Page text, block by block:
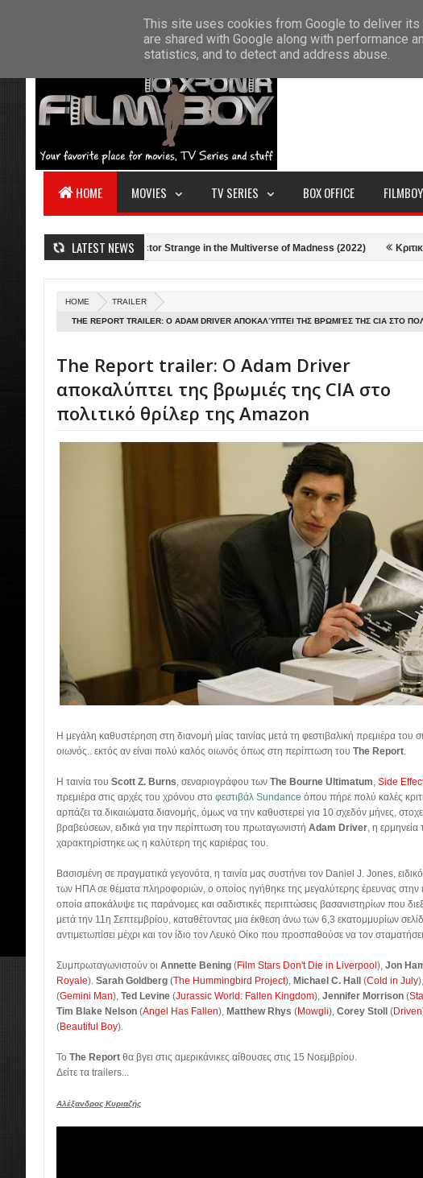
HOME ABOUT US CONTACT SITEMAP
HOME MOVIES TV SERIES BOX OFFICE
LATEST NEWS
Κριτική: Doctor Strange in the Multiverse of Madness (2022) Κριτική: Ο
HOME TRAILER
THE REPORT TRAILER: Ο ADAM DRIVER ΑΠΟΚΑΛΎΠΤΕΙ ΤΗΣ ΒΡΩΜΙΈΣ ΤΗΣ CIA ΣΤΟ
The Report trailer: Ο Adam Driver
αποκαλύπτει της βρωμιές της CIA στο
πολιτικό θρίλερ της Amazon
Η μεγάλη καθυστέρηση στη διανομή μίας ταινίας μετά τη φεστιβαλική πρεμιέρα του
οιωνός.. εκτός αν είναι πολύ καλός οιωνός όπως στη περίπτωση του The Report
Η ταινία του Scott Z. Burns , σεναριογράφου των The Bourne Ultimatum Side
πρεμιέρα στις αρχές του χρόνου στο φεστιβάλ Sundance όπου πήρε πολύ καλές
αρπάζει τα δικαιώματα διανομής, όμως να την καθυστερεί για 10 σχεδόν μήνες,
βραβεύσεων, ειδικά για την περίπτωση του πρωταγωνιστή Adam Driver , η
χαρακτηρίστηκε ως η καλύτερη της καριέρας του.
Βασισμένη σε πραγματικά γεγονότα, η ταινία μας συστήνει τον Daniel J. Jones,
των ΗΠΑ σε θέματα πληροφοριών, ο οποίος ηγήθηκε της μεγαλύτερης έρευνας στην
οποία αποκάλυψε τις παράνομες και σαδιστικές περιπτώσεις βασανιστηρίων που
μετά την 11η Σεπτεμβρίου, καταθέτοντας μια έκθεση άνω των 6,3 εκατομμυρίων
αντιμετωπίσει μέχρι και τον ίδιο τον Λευκό Οίκο που προσπαθούσε να τον σταματήσει.
Συμπρωταγωνιστούν οι Annette Bening (Film Stars Don't Die in Liverpool), Jon
Royale). Sarah Goldberg (The Hummingbird Project), Michael C. Hall (Cold in July),
(Gemini Man), Ted Levine (Jurassic World: Fallen Kingdom), Jennifer Morrison (
Tim Blake Nelson (Angel Has Fallen), Matthew Rhys (Mowgli), Corey Stoll (Driven
(Beautiful Boy).
Το The Report θα βγει στις αμερικάνικες αίθουσες στις 15 Νοεμβρίου.
Δείτε τα trailers...
Αλέξανδρος Κυριαζής
This site uses cookies from Google to deliver
are shared with Google along with performance
statistics, and to detect and address abuse.